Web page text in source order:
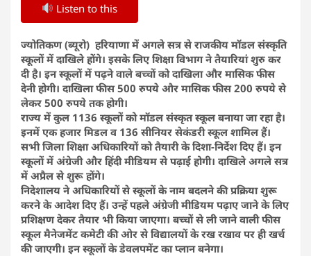
Listen to this
ज्योतिकण (ब्यूरो) हरियाणा में अगले सत्र से राजकीय मॉडल संस्कृति
स्कूलों में दाखिले होंगे। इसके लिए शिक्षा विभाग ने तैयारियां शुरु कर
दी है। इन स्कूलों में पढ़ने वाले बच्चों को दाखिला और मासिक फीस
देनी होगी। दाखिला फीस 500 रुपये और मासिक फीस 200 रुपये से
लेकर 500 रुपये तक होगी।
राज्य में कुल 1136 स्कूलों को मॉडल संस्कृत स्कूल बनाया जा रहा है।
इनमें एक हजार मिडल व 136 सीनियर सेकंडरी स्कूल शामिल हैं।
सभी जिला शिक्षा अधिकारियों को तैयारी के दिशा-निर्देश दिए हैं। इन
स्कूलों में अंग्रेजी और हिंदी मीडियम से पढ़ाई होगी। दाखिले अगले सत्र
में अप्रैल से शुरू होंगे।
निदेशालय ने अधिकारियों से स्कूलों के नाम बदलने की प्रक्रिया शुरू
करने के आदेश दिए हैं। उन्हें पहले अंग्रेजी मीडियम पढ़ाए जाने के लिए
प्रशिक्षण देकर तैयार भी किया जाएगा। बच्चों से ली जाने वाली फीस
स्कूल मैनेजमेंट कमेटी की ओर से विद्यालयों के रख रखाव पर ही खर्च
की जाएगी। इन स्कूलों के डेवलपमेंट का प्लान बनेगा।